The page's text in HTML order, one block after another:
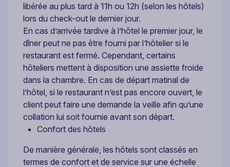
libérée au plus tard à 11h ou 12h (selon les hôtels)
lors du check-out le dernier jour.
En cas d’arrivée tardive à l’hôtel le premier jour, le
dîner peut ne pas être fourni par l’hôtelier si le
restaurant est fermé. Cependant, certains
hôteliers mettent à disposition une assiette froide
dans la chambre. En cas de départ matinal de
l’hôtel, si le restaurant n’est pas encore ouvert, le
client peut faire une demande la veille afin qu’une
collation lui soit fournie avant son départ.
Confort des hôtels
De manière générale, les hôtels sont classés en
termes de confort et de service sur une échelle